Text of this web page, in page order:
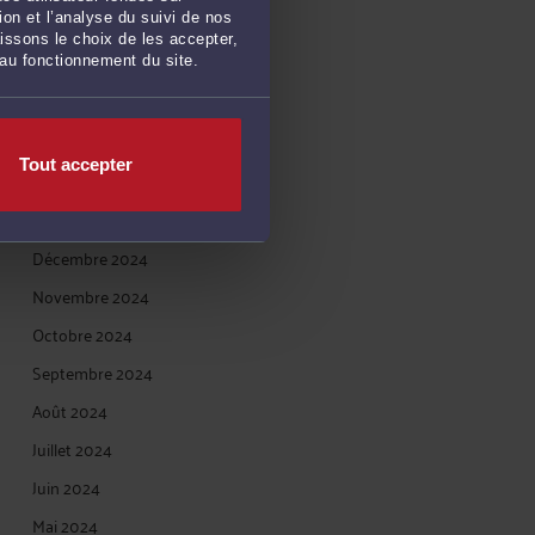
et l’analyse du suivi de nos
le choix de les accepter,
fonctionnement du site.
Tout accepter
Juin 2025
Mai 2025
Avril 2025
Février 2025
Janvier 2025
Décembre 2024
Novembre 2024
Octobre 2024
Septembre 2024
Août 2024
Juillet 2024
Juin 2024
Mai 2024